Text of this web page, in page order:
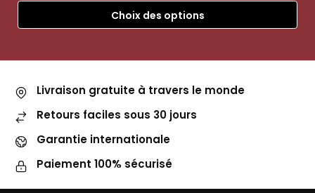
Choix des options
Livraison gratuite à travers le monde
Retours faciles sous 30 jours
Garantie internationale
Paiement 100% sécurisé